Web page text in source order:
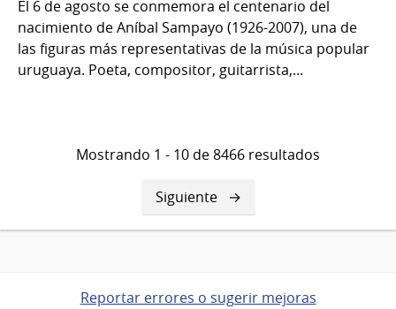
El 6 de agosto se conmemora el centenario del
nacimiento de Aníbal Sampayo (1926-2007), una de
las figuras más representativas de la música popular
uruguaya. Poeta, compositor, guitarrista,...
Mostrando 1 - 10 de 8466 resultados
Siguiente
página
Siguiente
Reportar errores o sugerir mejoras